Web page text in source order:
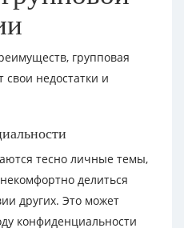
групповая
свои недостатки и
тесно личные темы,
делиться
других. Это может
конфиденциальности